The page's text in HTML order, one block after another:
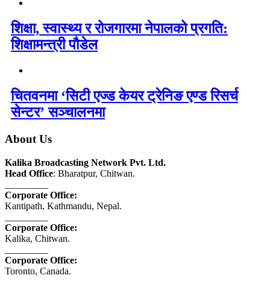
शिक्षा, स्वास्थ्य र रोजगारमा नेपालको प्रगति:
शिक्षामन्त्री पौडेल
चितवनमा ‘सिटी एज्ड केयर ट्रेनिङ एण्ड रिसर्च
सेन्टर’ सञ्चालनमा
About Us
Kalika Broadcasting Network Pvt. Ltd.
Head Office: Bharatpur, Chitwan.
Corporate Office:
Kantipath, Kathmandu, Nepal.
Corporate Office:
Kalika, Chitwan.
Corporate Office:
Toronto, Canada.